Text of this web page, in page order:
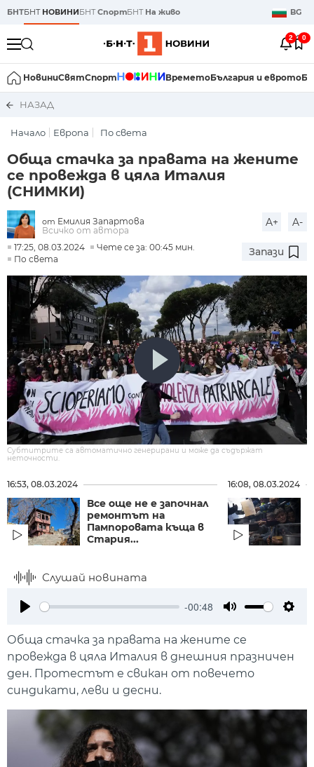
БНТБНТ НОВИНИБНТСпортБНТ На живо BG
2 0
НовиниСвятСпорт ВреметоБългария и еврото
НАЗАД
Начало Европа По света
Обща стачка за правата на жените
се провежда в цяла Италия
(СНИМКИ)
от Емилия Запартова
Всичко от автора
A+ A-
17:25, 08.03.2024
Чете се за: 00:45 мин.
По света
Запази
Субтитрите са автоматично генерирани и може да съдържат
неточности.
16:53, 08.03.2024
Все още не е започнал
ремонтът на
Пампоровата къща в
Стария...
16:08, 08.03.2024
Слушай новината
-00:48
Обща стачка за правата на жените се
провежда в цяла Италия в днешния празничен
ден. Протестът е свикан от повечето
синдикати, леви и десни.